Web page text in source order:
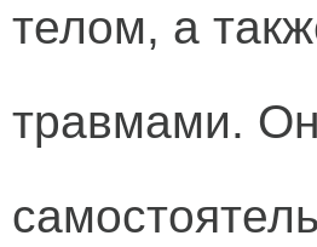
телом, а
травмами.